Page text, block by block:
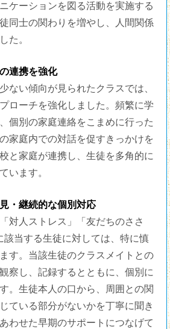
ケーションを図る活動を実施する
同士の関わりを増やし、人間関係
た。
連携を強化
ない傾向が見られたクラスでは、
ローチを強化しました。頻繁に学
個別の家庭連絡をこまめに行った
家庭内での対話を促すきっかけを
と家庭が連携し、生徒を多角的に
います。
・継続的な個別対応
対人ストレス」「友だちのささ
該当する生徒に対しては、特に慎
す。当該生徒のクラスメイトとの
察し、記録するとともに、個別に
。生徒本人の口から、周囲との関
ている部分がないかを丁寧に聞き
わせた早期のサポートにつなげて